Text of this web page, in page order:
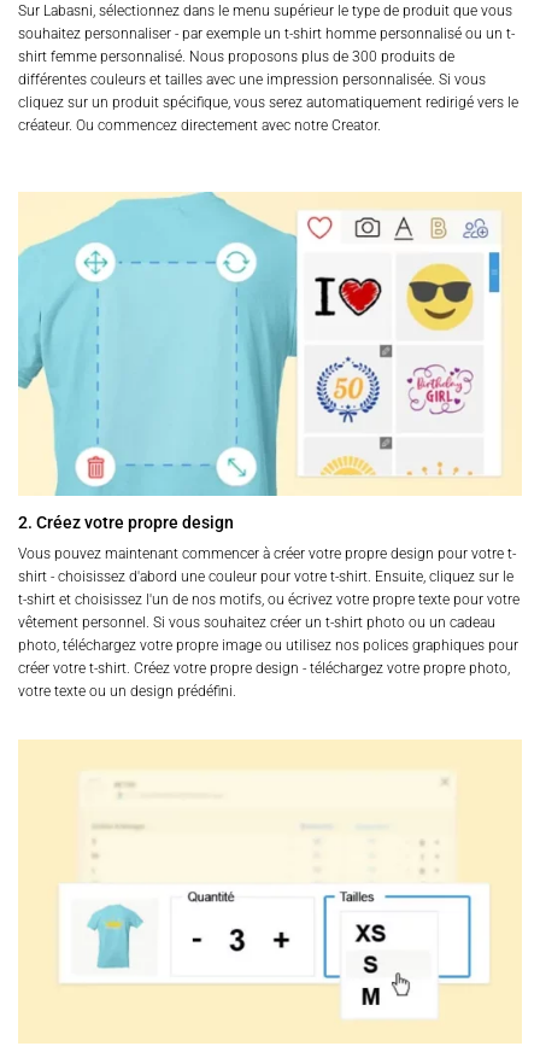
Sur Labasni, sélectionnez dans le menu supérieur le type de produit que vous
souhaitez personnaliser - par exemple un t-shirt homme personnalisé ou un t-
shirt femme personnalisé. Nous proposons plus de 300 produits de
différentes couleurs et tailles avec une impression personnalisée. Si vous
cliquez sur un produit spécifique, vous serez automatiquement redirigé vers le
créateur. Ou commencez directement avec notre Creator.
2. Créez votre propre design
Vous pouvez maintenant commencer à créer votre propre design pour votre t-
shirt - choisissez d'abord une couleur pour votre t-shirt. Ensuite, cliquez sur le
t-shirt et choisissez l'un de nos motifs, ou écrivez votre propre texte pour votre
vêtement personnel. Si vous souhaitez créer un t-shirt photo ou un cadeau
photo, téléchargez votre propre image ou utilisez nos polices graphiques pour
créer votre t-shirt. Créez votre propre design - téléchargez votre propre photo,
votre texte ou un design prédéfini.